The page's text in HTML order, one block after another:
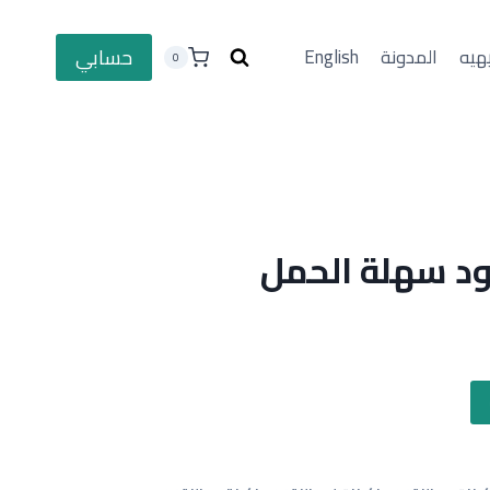
المدونة English
0 حسابي
سهلة الحمل